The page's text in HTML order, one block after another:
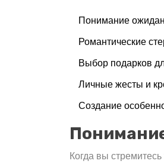
Понимание
Романтические
Выбор подарков
Личные жесты и
Создание
Когда вы